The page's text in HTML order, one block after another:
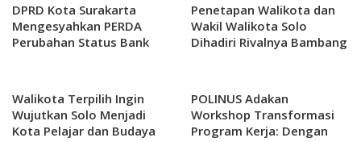
DPRD Kota Surakarta
Mengesyahkan PERDA
Perubahan Status Bank
Penetapan Walikota dan
Wakil Walikota Solo
Dihadiri Rivalnya Bambang
Walikota Terpilih Ingin
Wujutkan Solo Menjadi
Kota Pelajar dan Budaya
POLINUS Adakan
Workshop Transformasi
Program Kerja: Dengan